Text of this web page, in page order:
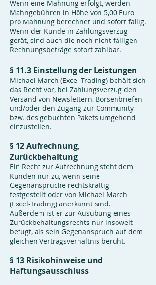
Wenn eine Mahnung erfolgt, werden
Mahngebühren in Höhe von 5,00 Euro
pro Mahnung berechnet und sofort fällig.
Wenn der Kunde in Zahlungsverzug
gerät, sind auch die noch nicht fälligen
Rechnungsbeträge sofort zahlbar.
§ 11.3 Einstellung der Leistungen
Michael March (Excel-Trading) behält sich
das Recht vor, bei Zahlungsverzug den
Versand von Newslettern, Börsenbriefen
und/oder den Zugang zur Community
bzw. des gebuchten Pakets umgehend
einzustellen.
§ 12 Aufrechnung,
Zurückbehaltung
Ein Recht zur Aufrechnung steht dem
Kunden nur zu, wenn seine
Gegenansprüche rechtskräftig
festgestellt oder von Michael March
(Excel-Trading) anerkannt sind.
Außerdem ist er zur Ausübung eines
Zurückbehaltungsrechts nur insoweit
befugt, als sein Gegenanspruch auf dem
gleichen Vertragsverhältnis beruht.
§ 13 Risikohinweise und
Haftungsausschluss